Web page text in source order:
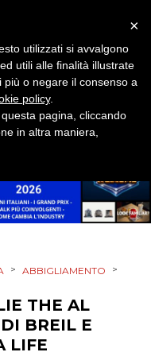
> ABBIGLIAMENTO >
THE AL
BREIL E
LIFE
×
utilizzati si avvalgono
utili alle finalità illustrate
più o negare il consenso a
policy.
pagina, cliccando
in altra maniera,